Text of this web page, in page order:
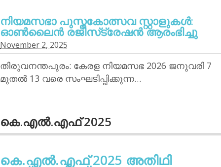
നിയമസഭാ പുസ്തകോത്സവ സ്റ്റാളുകള്‍:
ഓണ്‍ലൈന്‍ രജിസ്‌ട്രേഷന്‍ ആരംഭിച്ചു
November 2, 2025
തിരുവനന്തപുരം: കേരള നിയമസഭ 2026 ജനുവരി 7
മുതല്‍ 13 വരെ സംഘടിപ്പിക്കുന്ന…
കെ.എല്‍.എഫ് 2025
കെ.എല്‍.എഫ് 2025 അതിഥി